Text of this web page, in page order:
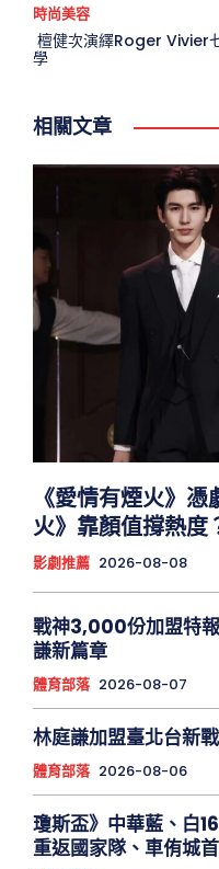
時尚美容
檀健次演繹Roger Vivier
學
相關文章
《愛情有煙火》
火》靠顏值撐熱度
影劇推薦 2026-08-08
戰神3,000份加盟特
謙新篇章
體育部落 2026-08-07
林庭謙加盟臺北台新
體育部落 2026-08-06
瓊斯盃》中華藍、白
重返國家隊、車侑城